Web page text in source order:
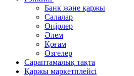
Банк және қаржы
Салалар
Өңірлер
Әлем
Қоғам
Өзгелер
Сараптамалық тақта
Қаржы маркетплейсі